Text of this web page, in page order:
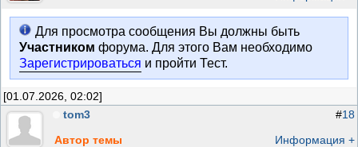
Для просмотра сообщения Вы должны быть
Участником форума. Для этого Вам необходимо
Зарегистрироваться и пройти Тест.
[01.07.2026, 02:02]
tom3
Автор темы
#18
Информация +